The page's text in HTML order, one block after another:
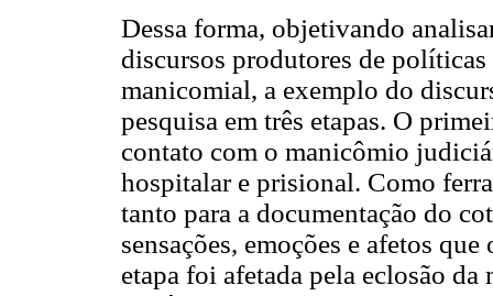
Dessa forma, objetivando
discursos produtores de
manicomial, a exemplo do
pesquisa em três etapas. O
contato com o manicômio
hospitalar e prisional. Como
tanto para a documentação do
sensações, emoções e afetos
etapa foi afetada pela eclosão